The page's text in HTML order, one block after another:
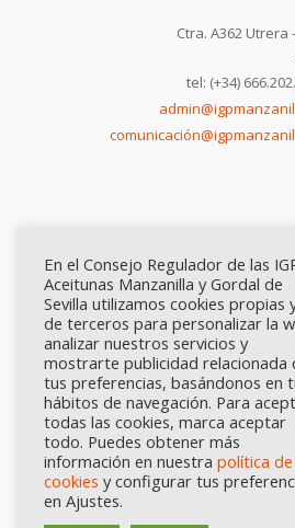
Ctra. A362 Utrera
tel: (+34)
Calidad certificada por Origen.
En el Consejo Regulador de las
Aceitunas Manzanilla y Gordal de
Sevilla utilizamos cookies propias
de terceros para personalizar la
analizar nuestros servicios y
mostrarte publicidad relacionada
tus preferencias, basándonos en
hábitos de navegación. Para
todas las cookies, marca aceptar
todo. Puedes obtener más
información en nuestra política de
cookies y configurar tus
en Ajustes.